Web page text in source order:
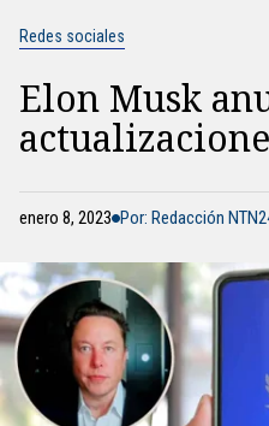
Redes sociales
Elon Musk
enero 8, 2023 Por: Redacción